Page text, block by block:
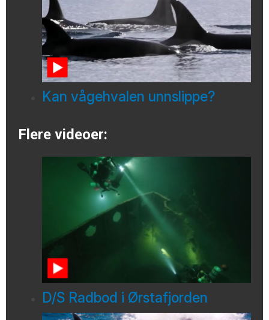
Kan vågehvalen unnslippe?
Flere videoer:
D/S Radbod i Ørstafjorden